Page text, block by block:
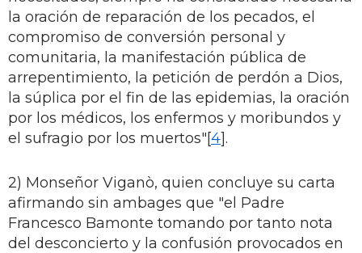
la oración de reparación de los pecados, el
compromiso de conversión personal y
comunitaria, la manifestación pública de
arrepentimiento, la petición de perdón a Dios,
la súplica por el fin de las epidemias, la oración
por los médicos, los enfermos y moribundos y
el sufragio por los muertos"[4].
2) Monseñor Viganò, quien concluye su carta
afirmando sin ambages que "el Padre
Francesco Bamonte tomando por tanto nota
del desconcierto y la confusión provocados en